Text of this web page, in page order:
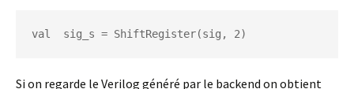
Si on regarde le Verilog généré par le backend on obtient